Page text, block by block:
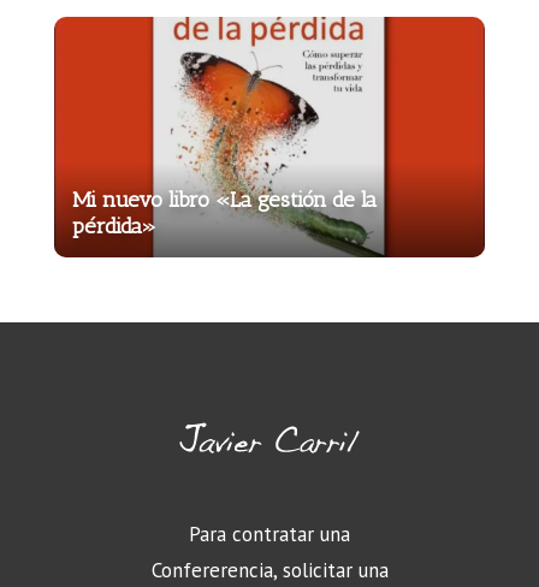
Mi nuevo libro «La gestión de la
pérdida»
Para contratar una
Confererencia, solicitar una